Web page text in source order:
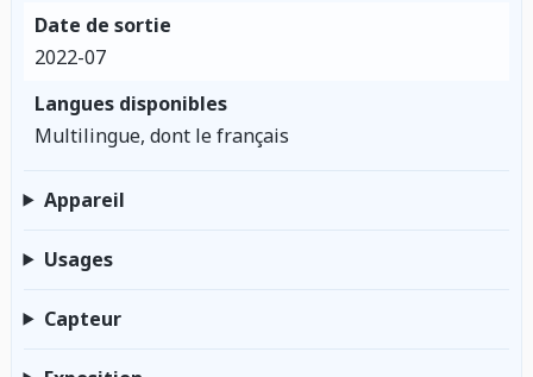
Date de sortie
2022-07
Langues disponibles
Multilingue, dont le français
Appareil
Usages
Capteur